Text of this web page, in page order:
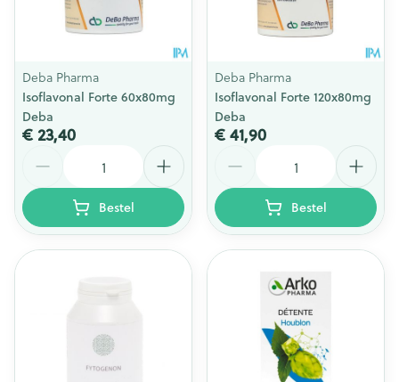
Deba Pharma
Isoflavonal Forte 60x80mg
Deba
€ 23,40
Bestel
Deba Pharma
Isoflavonal Forte 120x80mg
Deba
€ 41,90
Bestel